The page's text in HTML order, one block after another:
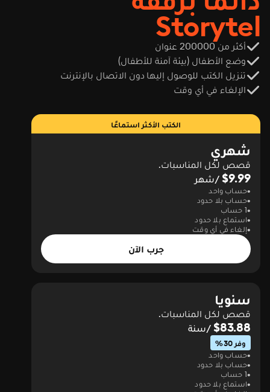
Storytel
أكثر من 200000 عنوان
وضع الأطفال (بيئة آمنة للأطفال)
تنزيل الكتب للوصول إليها دون الاتصال بالإنترنت
الإلغاء في أي وقت
الكتب الأكثر استماعًا
شهري
قصص لكل المناسبات.
$9.99 /شهر
حساب واحد
حساب بلا حدود
1 حساب
استماع بلا حدود
إلغاء في أي وقت
جرب الآن
سنويا
قصص لكل المناسبات.
$83.88 /سنة
وفر 30%
حساب واحد
حساب بلا حدود
1 حساب
استماع بلا حدود